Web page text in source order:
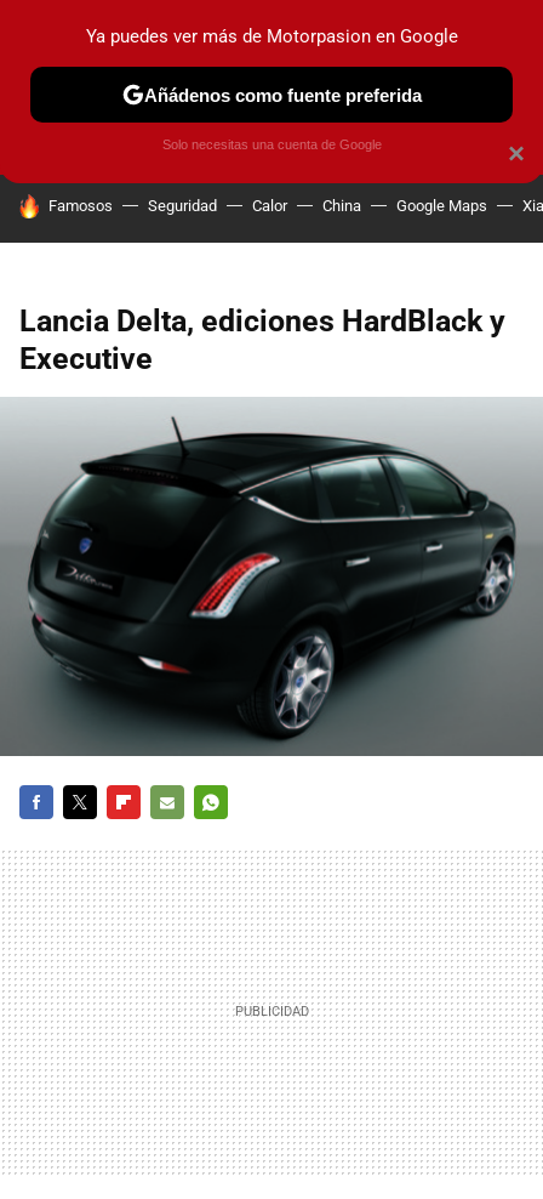
PRUEBAS COCHES ELÉCTRICOS OBSERVATORIO
HOY SE HABLA DE
Famosos Seguridad Calor China Google Maps
Lancia Delta, ediciones HardBlack y
Executive
MAIL
×
Ya puedes ver más de Motorpasion en Google
Añádenos como fuente preferida
Solo necesitas una cuenta de Google